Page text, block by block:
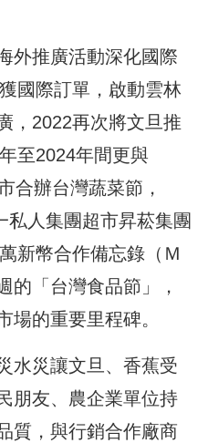
外推廣活動深化國際
國際訂單，啟動雲林
，2022再次將文旦推
至2024年間更與
合辦台灣蔬菜節，
私人集團超市昇菘集團
新幣合作備忘錄（Ｍ
的「台灣食品節」，
場的重要里程碑。
水災讓文旦、香蕉受
朋友、農企業單位持
質，與行銷合作廠商